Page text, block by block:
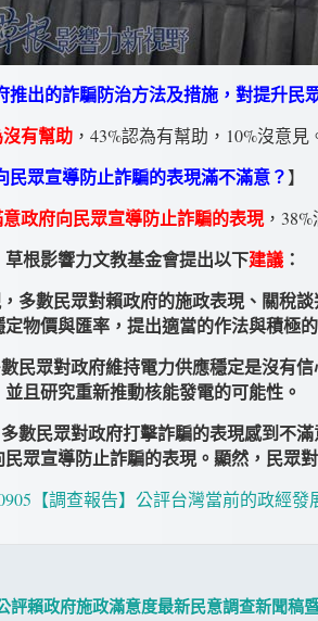
推出的詐騙防治方法及措施，對提升民
有幫助 ，43%認為有幫助，10%沒意見
民眾宣導防止詐騙的表現滿不滿意？】
政府向民眾宣導防止詐騙的表現，
根影響力文教基金會提出以下建議 ：
多數民眾對賴政府的施政表現、關稅
物價與匯率，提出適當的作法與積極
民眾對政府維持電力供應穩定是沒有
且研究重新推動核能發電的可能性。
數民眾對政府打擊詐騙的表現感到不
眾宣導防止詐騙的表現。顯然，民眾
【調查報告】公評台灣當前的政經
評賴政府施政滿意度最新民意調查新聞稿